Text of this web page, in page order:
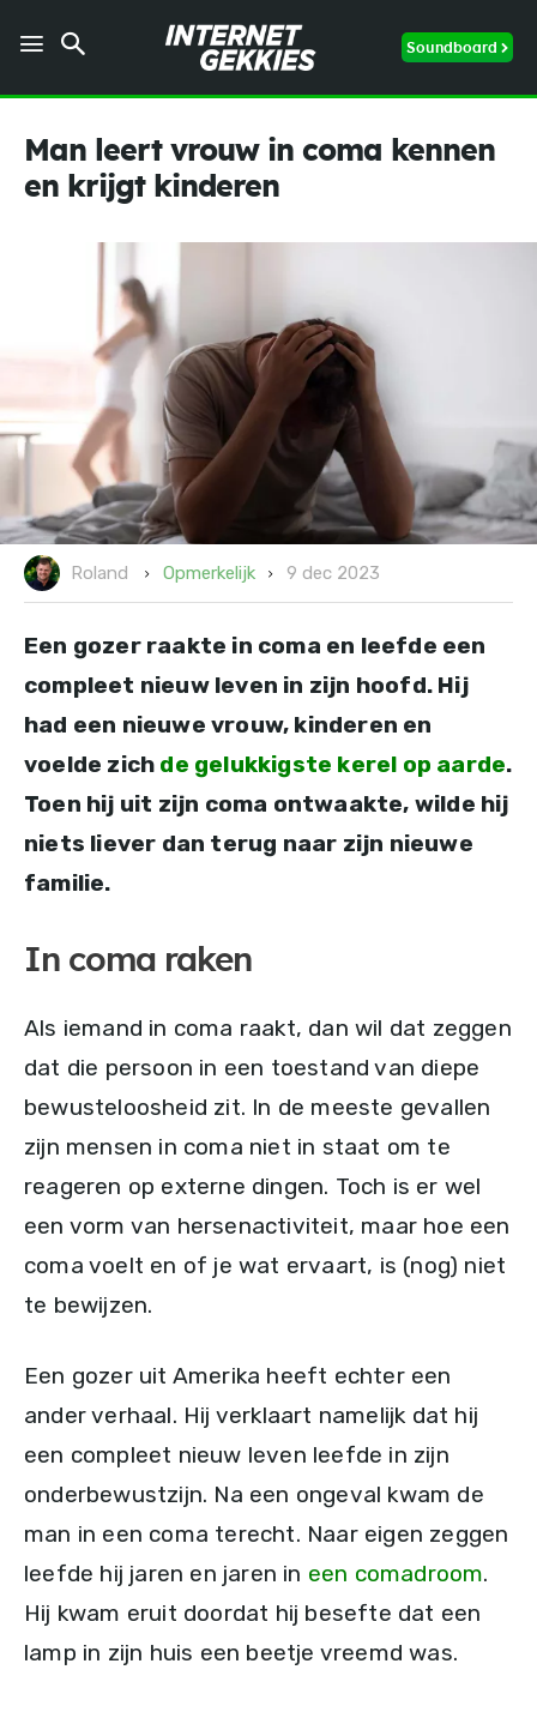
Soundboard
Man leert vrouw in coma kennen
en krijgt kinderen
Roland Opmerkelijk 9 dec 2023
Een gozer raakte in coma en leefde een
compleet nieuw leven in zijn hoofd. Hij
had een nieuwe vrouw, kinderen en
voelde zich de gelukkigste kerel op aarde.
Toen hij uit zijn coma ontwaakte, wilde hij
niets liever dan terug naar zijn nieuwe
familie.
In coma raken
Als iemand in coma raakt, dan wil dat zeggen
dat die persoon in een toestand van diepe
bewusteloosheid zit. In de meeste gevallen
zijn mensen in coma niet in staat om te
reageren op externe dingen. Toch is er wel
een vorm van hersenactiviteit, maar hoe een
coma voelt en of je wat ervaart, is (nog) niet
te bewijzen.
Een gozer uit Amerika heeft echter een
ander verhaal. Hij verklaart namelijk dat hij
een compleet nieuw leven leefde in zijn
onderbewustzijn. Na een ongeval kwam de
man in een coma terecht. Naar eigen zeggen
leefde hij jaren en jaren in een comadroom.
Hij kwam eruit doordat hij besefte dat een
lamp in zijn huis een beetje vreemd was.